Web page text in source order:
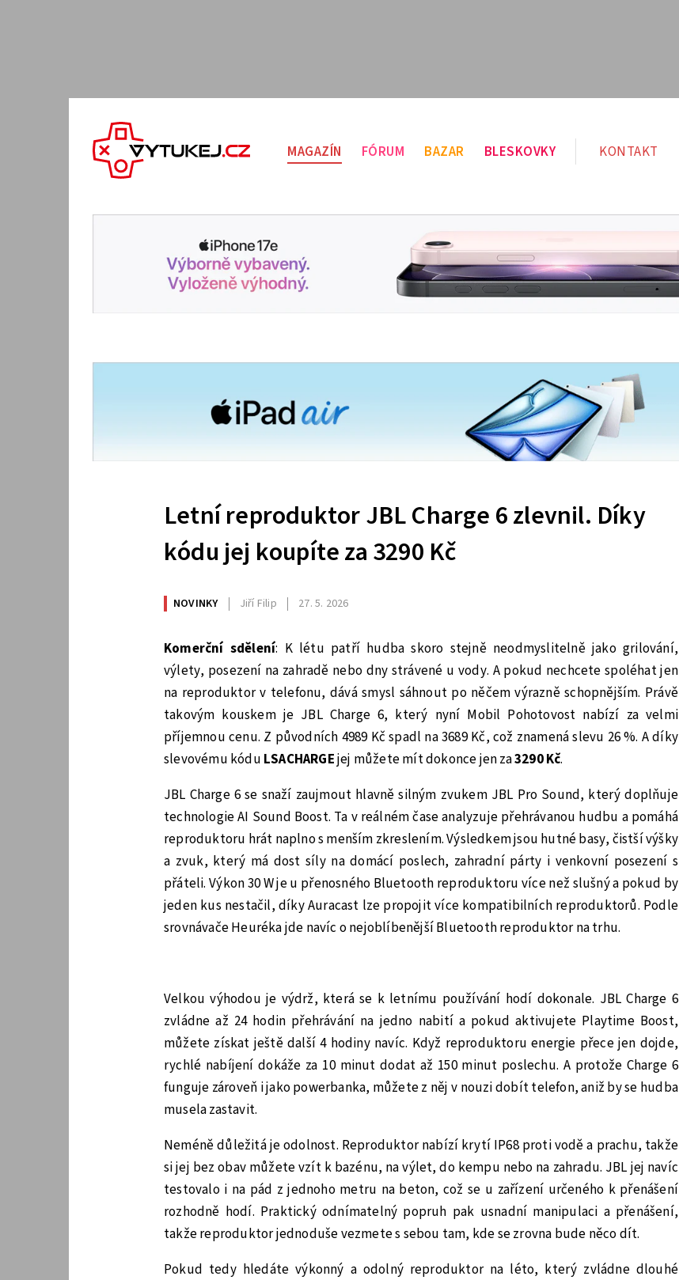
MAGAZÍN FÓRUM BAZAR BLESKOVKY KONTAKT
Letní reproduktor JBL Charge 6 zlevnil. Díky
kódu jej koupíte za 3290 Kč
NOVINKY Jiří Filip 27. 5. 2026
Komerční sdělení: K létu patří hudba skoro stejně neodmyslitelně jako grilování,
výlety, posezení na zahradě nebo dny strávené u vody. A pokud nechcete spoléhat jen
na reproduktor v telefonu, dává smysl sáhnout po něčem výrazně schopnějším. Právě
takovým kouskem je JBL Charge 6, který nyní Mobil Pohotovost nabízí za velmi
příjemnou cenu. Z původních 4989 Kč spadl na 3689 Kč, což znamená slevu 26 %. A díky
slevovému kódu LSACHARGEjej můžete mít dokonce jen za3290 Kč.
JBL Charge 6 se snaží zaujmout hlavně silným zvukem JBL Pro Sound, který doplňuje
technologie AI Sound Boost. Ta v reálném čase analyzuje přehrávanou hudbu a pomáhá
reproduktoru hrát naplno s menším zkreslením. Výsledkem jsou hutné basy, čistší výšky
a zvuk, který má dost síly na domácí poslech, zahradní párty i venkovní posezení s
přáteli. Výkon 30 W je u přenosného Bluetooth reproduktoru více než slušný a pokud by
jeden kus nestačil, díky Auracast lze propojit více kompatibilních reproduktorů. Podle
srovnávače Heuréka jde navíc o nejoblíbenější Bluetooth reproduktor na trhu.
Velkou výhodou je výdrž, která se k letnímu používání hodí dokonale. JBL Charge 6
zvládne až 24 hodin přehrávání na jedno nabití a pokud aktivujete Playtime Boost,
můžete získat ještě další 4 hodiny navíc. Když reproduktoru energie přece jen dojde,
rychlé nabíjení dokáže za 10 minut dodat až 150 minut poslechu. A protože Charge 6
funguje zároveň i jako powerbanka, můžete z něj v nouzi dobít telefon, aniž by se hudba
musela zastavit.
Neméně důležitá je odolnost. Reproduktor nabízí krytí IP68 proti vodě a prachu, takže
si jej bez obav můžete vzít k bazénu, na výlet, do kempu nebo na zahradu. JBL jej navíc
testovalo i na pád z jednoho metru na beton, což se u zařízení určeného k přenášení
rozhodně hodí. Praktický odnímatelný popruh pak usnadní manipulaci a přenášení,
takže reproduktor jednoduše vezmete s sebou tam, kde se zrovna bude něco dít.
Pokud tedy hledáte výkonný a odolný reproduktor na léto, který zvládne dlouhé